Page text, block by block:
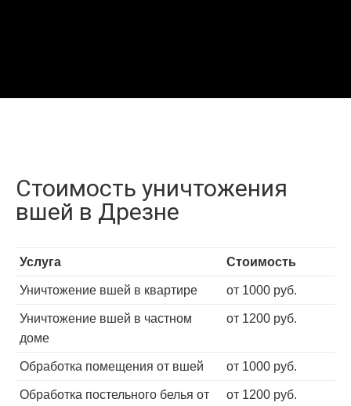
Стоимость уничтожения
вшей в Дрезне
Услуга Стоимость
Уничтожение вшей в квартире от 1000 руб.
Уничтожение вшей в частном
доме
от 1200 руб.
Обработка помещения от вшей от 1000 руб.
Обработка постельного белья от
от 1200 руб.